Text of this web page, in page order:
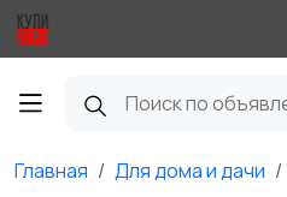
Главная Для дома и дачи